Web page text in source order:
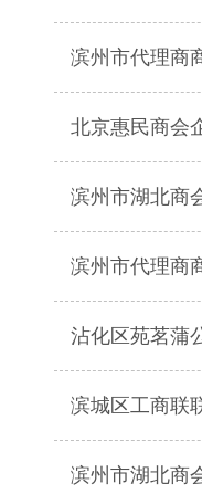
滨州市代理商
北京惠民商会
滨州市湖北商
滨州市代理商
沾化区苑茗蒲
滨城区工商联
滨州市湖北商